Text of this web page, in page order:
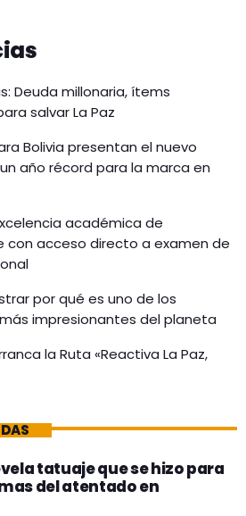
Deuda millonaria, ítems
salvar La Paz
Bolivia presentan el nuevo
año récord para la marca en
académica de
con acceso directo a examen de
por qué es uno de los
impresionantes del planeta
la Ruta «Reactiva La Paz,
tatuaje que se hizo para
del atentado en